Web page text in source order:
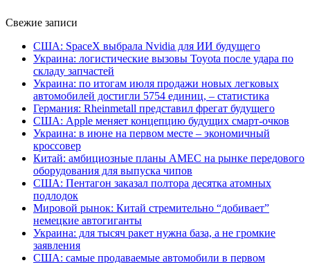
Свежие записи
США: SpaceX выбрала Nvidia для ИИ будущего
Украина: логистические вызовы Toyota после удара по
складу запчастей
Украина: по итогам июля продажи новых легковых
автомобилей достигли 5754 единиц, – статистика
Германия: Rheinmetall представил фрегат будущего
США: Apple меняет концепцию будущих смарт-очков
Украина: в июне на первом месте – экономичный
кроссовер
Китай: амбициозные планы AMEC на рынке передового
оборудования для выпуска чипов
США: Пентагон заказал полтора десятка атомных
подлодок
Мировой рынок: Китай стремительно “добивает”
немецкие автогиганты
Украина: для тысяч ракет нужна база, а не громкие
заявления
США: самые продаваемые автомобили в первом